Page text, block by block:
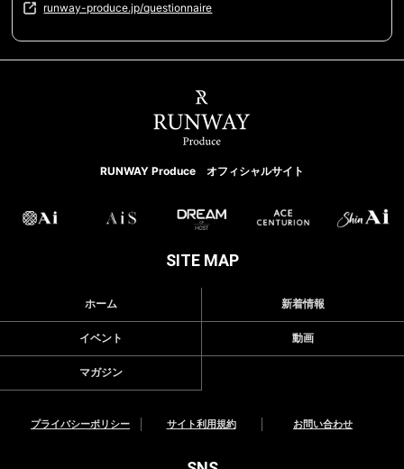
runway-produce.jp/questionnaire
RUNWAY Produce オフィシャルサイト
SITE MAP
ホーム 新着情報
イベント 動画
マガジン
プライバシーポリシー サイト利用規約 お問い合わせ